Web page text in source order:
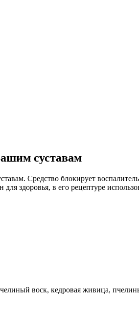
суставам
Средство блокирует
здоровья, в его рецептуре
воск, кедровая живица,